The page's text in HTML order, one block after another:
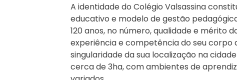
A identidade do Colégio Valsassina
educativo e modelo de gestão
120 anos, no número, qualidade e mérito
experiência e competência do seu corpo
singularidade da sua localização na
cerca de 3ha, com ambientes de